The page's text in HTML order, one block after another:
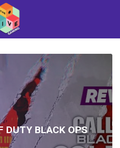
DUTY BLACK OPS